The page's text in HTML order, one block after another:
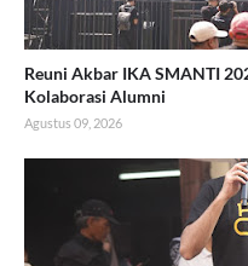
Reuni Akbar IKA SMANTI
Kolaborasi Alumni
Agustus 09, 2026